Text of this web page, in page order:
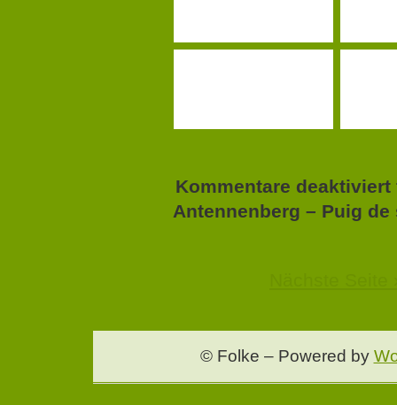
Kommentare deaktiviert
Antennenberg – Puig de
© Folke – Powered by